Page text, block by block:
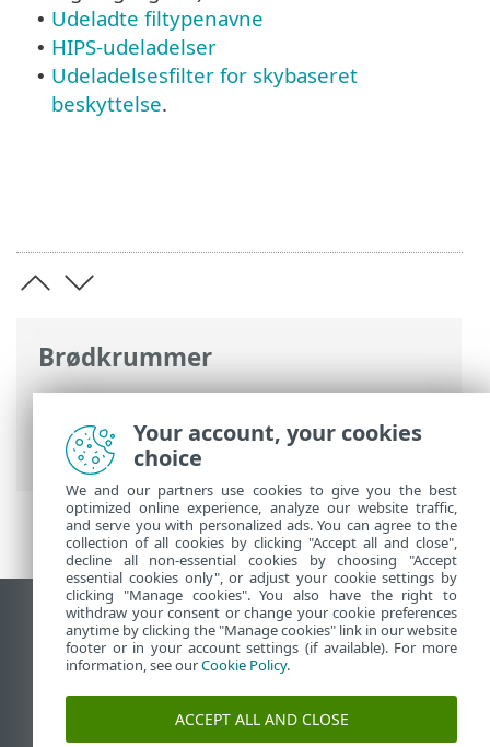
Brødkrummer
ESET-onlinehjælp>ESET Smart Security
Premium
>Avanceret opsætning>
Scanninger> Udeladelser
• Udeladte filtypenavne
• HIPS-udeladelser
• Udeladelsesfilter for skybaseret
beskyttelse.
Vis computerwebsted
End of Life
ESET-vidensbase
ESET-forum
ESET Status Portal
Your account, your cookies
choice
We and our partners use cookies to give you the best
optimized online experience, analyze our website traffic,
and serve you with personalized ads. You can agree to the
collection of all cookies by clicking "Accept all and close",
decline all non-essential cookies by choosing "Accept
essential cookies only", or adjust your cookie settings by
clicking "Manage cookies". You also have the right to
withdraw your consent or change your cookie preferences
anytime by clicking the "Manage cookies" link in our website
footer or in your account settings (if available). For more
information, see ourCookie Policy.
ACCEPT ALL AND CLOSE